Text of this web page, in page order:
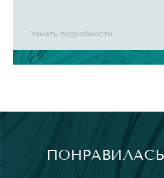
Узнать подробности
ПОНРАВИЛАСЬ